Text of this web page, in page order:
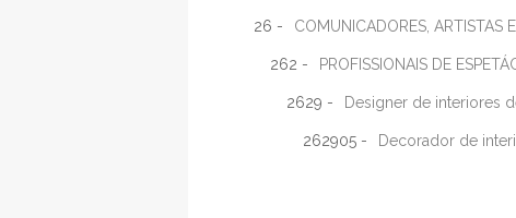
26 - COMUNICADORES, ARTISTAS
262 - PROFISSIONAIS DE
2629 - Designer de interiores
262905 - Decorador de